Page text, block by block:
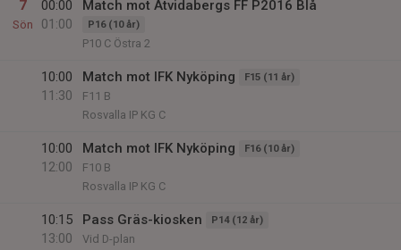
7
Sön
00:00
01:00
Match mot Åtvidabergs FF P2016 Blå
P16 (10 år)
P10 C Östra 2
10:00
11:30
Match mot IFK Nyköping F15 (11 år)
F11 B
Rosvalla IP KG C
10:00
12:00
Match mot IFK Nyköping F16 (10 år)
F10 B
Rosvalla IP KG C
10:15
13:00
Pass Gräs-kiosken P14 (12 år)
Vid D-plan